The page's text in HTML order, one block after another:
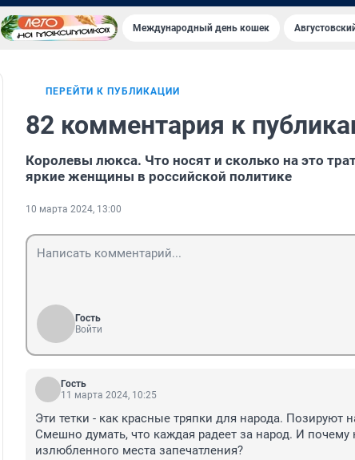
Международный день кошек
ПЕРЕЙТИ К ПУБЛИКАЦИИ
82 комментария к
Королевы люкса. Что носят и сколько на это
яркие женщины в российской политике
10 марта 2024, 13:00
Гость
Войти
Гость
11 марта 2024, 10:25
Эти тетки - как красные тряпки для народа. Позируют
Смешно думать, что каждая радеет за народ. И почему
излюбленного места запечатления?